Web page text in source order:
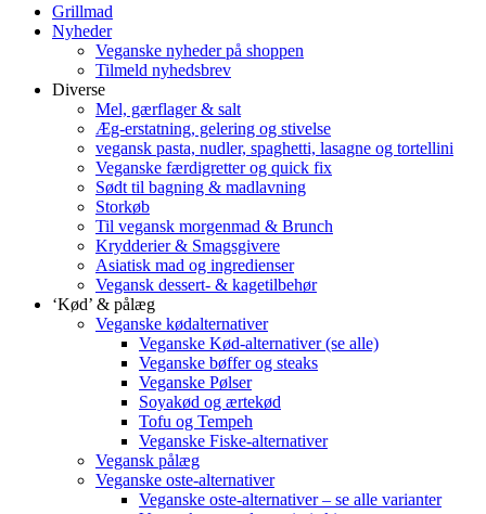
Grillmad
Nyheder
Veganske nyheder på shoppen
Tilmeld nyhedsbrev
Diverse
Mel, gærflager & salt
Æg-erstatning, gelering og stivelse
vegansk pasta, nudler, spaghetti, lasagne og tortellini
Veganske færdigretter og quick fix
Sødt til bagning & madlavning
Storkøb
Til vegansk morgenmad & Brunch
Krydderier & Smagsgivere
Asiatisk mad og ingredienser
Vegansk dessert- & kagetilbehør
‘Kød’ & pålæg
Veganske kødalternativer
Veganske Kød-alternativer (se alle)
Veganske bøffer og steaks
Veganske Pølser
Soyakød og ærtekød
Tofu og Tempeh
Veganske Fiske-alternativer
Vegansk pålæg
Veganske oste-alternativer
Veganske oste-alternativer – se alle varianter